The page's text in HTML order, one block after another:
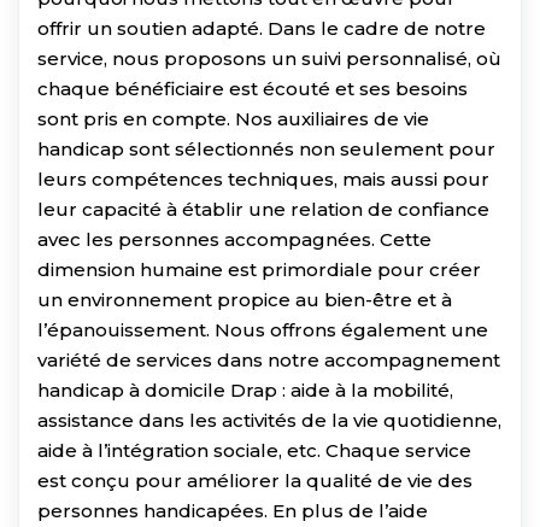
offrir un soutien adapté. Dans le cadre de notre
service, nous proposons un suivi personnalisé, où
chaque bénéficiaire est écouté et ses besoins
sont pris en compte. Nos auxiliaires de vie
handicap sont sélectionnés non seulement pour
leurs compétences techniques, mais aussi pour
leur capacité à établir une relation de confiance
avec les personnes accompagnées. Cette
dimension humaine est primordiale pour créer
un environnement propice au bien-être et à
l’épanouissement. Nous offrons également une
variété de services dans notre accompagnement
handicap à domicile Drap : aide à la mobilité,
assistance dans les activités de la vie quotidienne,
aide à l’intégration sociale, etc. Chaque service
est conçu pour améliorer la qualité de vie des
personnes handicapées. En plus de l’aide